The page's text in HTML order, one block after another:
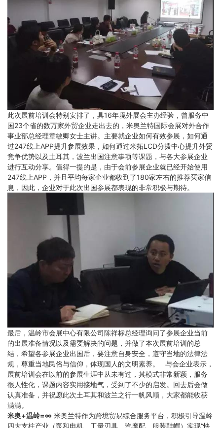
此次展前培训会特别安排了，具16年境外展会主办经验，曾服务中
国23个省的数万家外贸企业走出去的，米奥兰特国际会展对外合作
事业部总经理章敏卿女士主讲。主要就企业如何有效参展，如何通
过247线上APP提升参展效果，如何通过米拓LCD分拨中心提升外贸
竞争优势以及土耳其，波兰出国注意事项等课题，与各大参展企业
进行互动分享。值得一提的是，由于会前参展企业就已经开始使用
247线上APP，并且平均每家企业都收到了180家左右的推荐买家信
息，因此，企业对于此次出国参展都表现的非常积极与期待。
最后，温岭市会展中心有限公司陈祥标总经理询问了参展企业当前
的出展准备情况以及需要解决的问题，并做了本次展前培训的总
结，希望各参展企业出国后，要注意自身安全，遵守当地的法律法
规，尊重当地民俗与信仰，体现国人的文明素养。 与会企业表示，
展前培训会在以前的参展生涯中从未有过，其模式非常新颖，服务
很人性化，课题内容实用接地气，受到了不少的启发。回去后会做
认真准备，并祝愿此次土耳其和波兰之行一帆风顺，大家都能收获
满满。
米奥+温岭=∞ 米奥兰特作为跨境贸易综合服务平台，积极引导温岭
四大支柱产业（泵和电机、工量刃具、汽摩配、服装鞋帽）实现“快